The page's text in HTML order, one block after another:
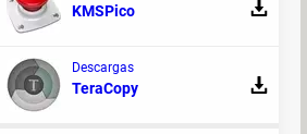
Prueba a
cable USB o de forma inalámbrica
KMSPico
Descargas
TeraCopy